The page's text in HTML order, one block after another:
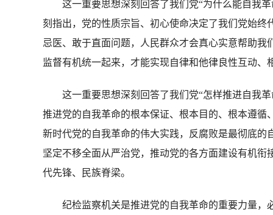
这一重要思想深刻回答了我们党“为什么能自我革
刻指出，党的性质宗旨、初心使命决定了我们党始
忌医、敢于直面问题，人民群众才会真心实意帮助
监督有机统一起来，才能实现自律和他律良性互动、
这一重要思想深刻回答了我们党“怎样推进自我革
推进党的自我革命的根本保证、根本目的、根本遵
新时代党的自我革命的伟大实践，反腐败是最彻底
坚定不移全面从严治党，推动党的各方面建设有机
代先锋、民族脊梁。
纪检监察机关是推进党的自我革命的重要力量，